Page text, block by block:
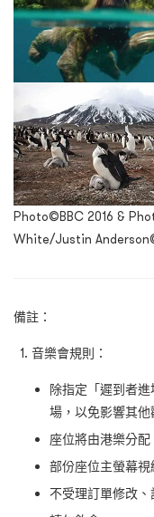
Photo©BBC 2016 &
White/Justin
備註：
音樂會規則：
除指定「遲到者
場，以免影響其他
座位將由港樂分配
部份座位主螢幕
不受理訂單修改